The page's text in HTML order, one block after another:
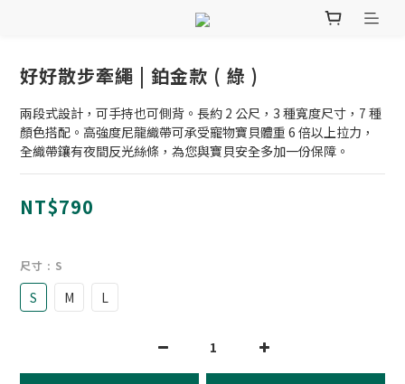
好好散步牽繩 | 鉑金款 ( 綠 )
兩段式設計，可手持也可側背。長約 2 公尺，3 種寬度尺寸，7 種
顏色搭配。高強度尼龍織帶可承受寵物寶貝體重 6 倍以上拉力，
全織帶鑲有夜間反光絲條，為您與寶貝安全多加一份保障。
NT$790
尺寸 : S
S M L